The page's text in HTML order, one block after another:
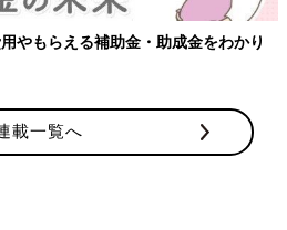
のも】妊婦の感染症対策、知っておい
載一覧へ